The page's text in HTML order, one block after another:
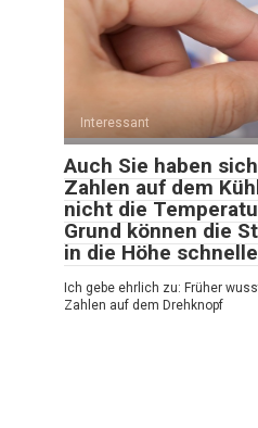
Interessant
Auch Sie haben
Zahlen auf dem
nicht die
Grund können die
in die Höhe
Ich gebe ehrlich zu: Früher
Zahlen auf dem Drehknopf